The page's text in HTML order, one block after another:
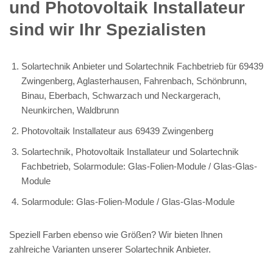
und Photovoltaik Installateur
sind wir Ihr Spezialisten
Solartechnik Anbieter und Solartechnik Fachbetrieb für 69439
Zwingenberg, Aglasterhausen, Fahrenbach, Schönbrunn,
Binau, Eberbach, Schwarzach und Neckargerach,
Neunkirchen, Waldbrunn
Photovoltaik Installateur aus 69439 Zwingenberg
Solartechnik, Photovoltaik Installateur und Solartechnik
Fachbetrieb, Solarmodule: Glas-Folien-Module / Glas-Glas-
Module
Solarmodule: Glas-Folien-Module / Glas-Glas-Module
Speziell Farben ebenso wie Größen? Wir bieten Ihnen
zahlreiche Varianten unserer Solartechnik Anbieter.